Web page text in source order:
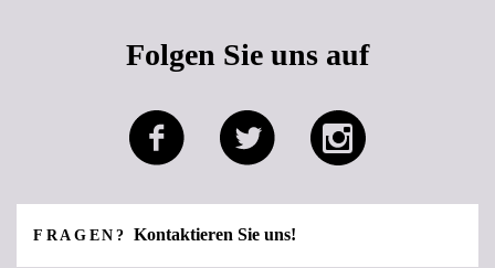
Folgen Sie uns auf
FRAGEN?Kontaktieren Sie uns!